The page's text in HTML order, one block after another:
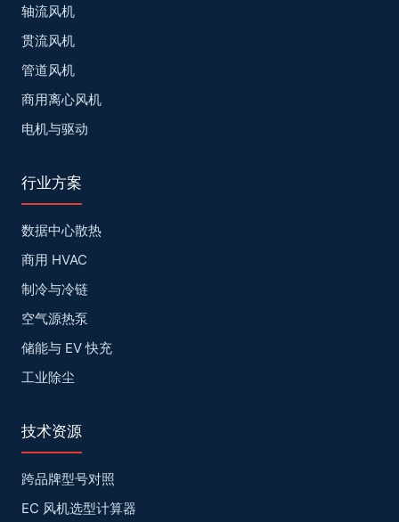
轴流风机
贯流风机
管道风机
商用离心风机
电机与驱动
行业方案
数据中心散热
商用 HVAC
制冷与冷链
空气源热泵
储能与 EV 快充
工业除尘
技术资源
跨品牌型号对照
EC 风机选型计算器